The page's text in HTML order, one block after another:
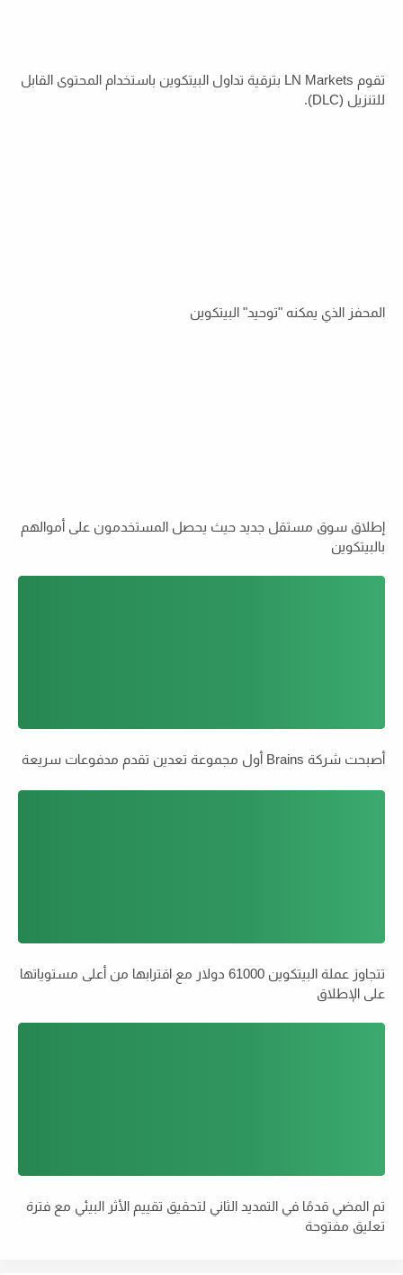
تقوم LN Markets بترقية تداول البيتكوين باستخدام المحتوى القابل
للتنزيل (DLC).
المحفز الذي يمكنه "توحيد" البيتكوين
إطلاق سوق مستقل جديد حيث يحصل المستخدمون على أموالهم
بالبيتكوين
أصبحت شركة Brains أول مجموعة تعدين تقدم مدفوعات سريعة
تتجاوز عملة البيتكوين 61000 دولار مع اقترابها من أعلى مستوياتها
على الإطلاق
تم المضي قدمًا في التمديد الثاني لتحقيق تقييم الأثر البيئي مع فترة
تعليق مفتوحة